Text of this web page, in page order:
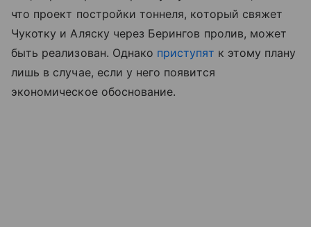
что проект постройки тоннеля, который свяжет
Чукотку и Аляску через Берингов пролив, может
быть реализован. Однако приступят к этому плану
лишь в случае, если у него появится
экономическое обоснование.